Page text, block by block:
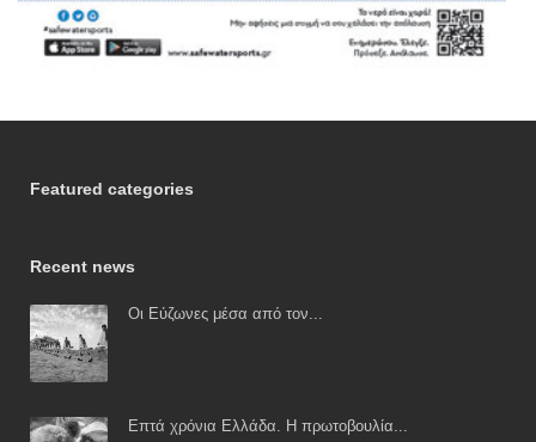
Featured categories
Recent news
Οι Εύζωνες μέσα από τον...
Επτά χρόνια Ελλάδα. Η πρωτοβουλία...